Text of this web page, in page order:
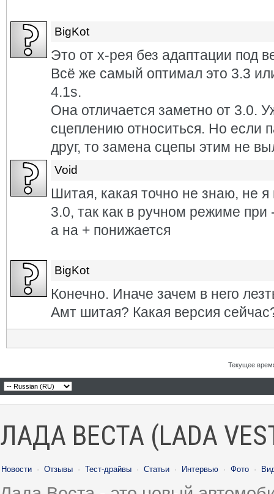
BigKot
Это от х-рея без адаптации под
Всё же самый оптимал это 3.3
4.1s.
Она отличается заметно от 3.0.
сцеплению относиться. Но если
друг, то замена сцепы этим не
Void
Шитая, какая точно не знаю, не
3.0, так как в ручном режиме при
а на + понижается
BigKot
Конечно. Иначе зачем в него
Амт шитая? Какая версия
Текущее
ЛАДА ВЕСТА (LADA
Новости · Отзывы · Тест-драйвы · Статьи · Интервью · Фото ·